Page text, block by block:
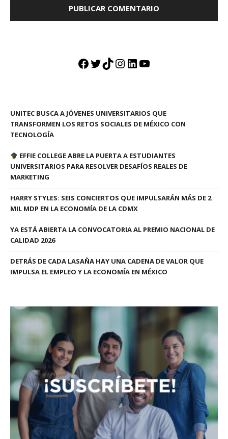
Facebook
Twitter
TikTok
Instagram
LinkedIn
YouTube
UNITEC BUSCA A JÓVENES UNIVERSITARIOS QUE
TRANSFORMEN LOS RETOS SOCIALES DE MÉXICO CON
TECNOLOGÍA
EFFIE COLLEGE ABRE LA PUERTA A ESTUDIANTES
UNIVERSITARIOS PARA RESOLVER DESAFÍOS REALES DE
MARKETING
HARRY STYLES: SEIS CONCIERTOS QUE IMPULSARÁN MÁS DE 2
MIL MDP EN LA ECONOMÍA DE LA CDMX
YA ESTÁ ABIERTA LA CONVOCATORIA AL PREMIO NACIONAL DE
CALIDAD 2026
DETRÁS DE CADA LASAÑA HAY UNA CADENA DE VALOR QUE
IMPULSA EL EMPLEO Y LA ECONOMÍA EN MÉXICO